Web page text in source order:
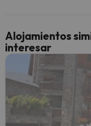
Alojamientos
interesar